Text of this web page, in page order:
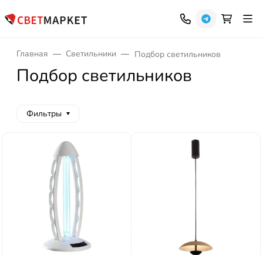
Главная Светильники Подбор светильников
Подбор светильников
Фильтры